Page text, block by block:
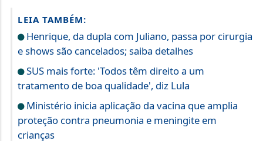
Henrique, da dupla com Juliano, passa por cirurgia
e shows são cancelados; saiba detalhes
tratamento de boa qualidade', diz Lula
proteção contra pneumonia e meningite em
crianças